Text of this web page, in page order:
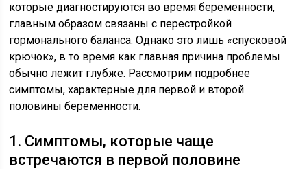
которые диагностируются во время беременности,
главным образом связаны с перестройкой
гормонального баланса. Однако это лишь «спусковой
крючок», в то время как главная причина проблемы
обычно лежит глубже. Рассмотрим подробнее
симптомы, характерные для первой и второй
половины беременности.
1. Симптомы, которые чаще
встречаются в первой половине